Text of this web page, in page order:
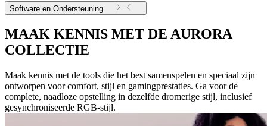
Software en Ondersteuning
MAAK KENNIS MET DE AURORA
COLLECTIE
Maak kennis met de tools die het best samenspelen en speciaal zijn
ontworpen voor comfort, stijl en gamingprestaties. Ga voor de
complete, naadloze opstelling in dezelfde dromerige stijl, inclusief
gesynchroniseerde RGB-stijl.